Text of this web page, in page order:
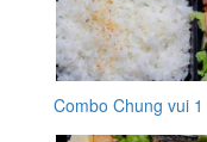
Combo Chung vui 1